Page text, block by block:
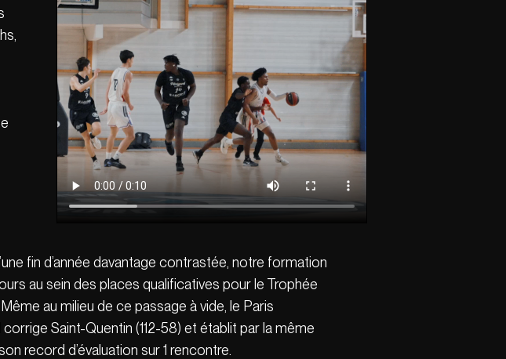
fin d’année davantage contrastée, notre formation
au sein des places qualificatives pour le Trophée
au milieu de ce passage à vide, le Paris
corrige Saint-Quentin (112-58) et établit par la même
record d’évaluation sur 1 rencontre.